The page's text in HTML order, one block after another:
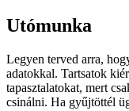
Utómunka
Legyen terved arra,
adatokkal. Tartsatok
tapasztalatokat, mert
csinálni. Ha gyűjtöttél